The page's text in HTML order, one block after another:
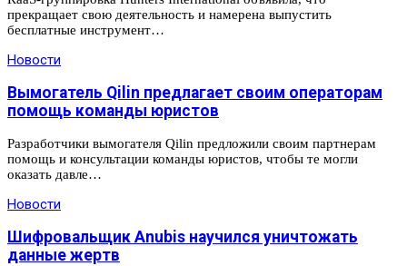
прекращает свою деятельность и намерена выпустить
бесплатные инструмент…
Новости
Вымогатель Qilin предлагает своим операторам
помощь команды юристов
Разработчики вымогателя Qilin предложили своим партнерам
помощь и консультации команды юристов, чтобы те могли
оказать давле…
Новости
Шифровальщик Anubis научился уничтожать
данные жертв